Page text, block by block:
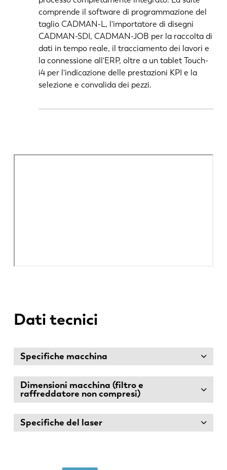
comprende il software di programmazione del
taglio CADMAN-L, l'importatore di disegni
CADMAN-SDI, CADMAN-JOB per la raccolta di
dati in tempo reale, il tracciamento dei lavori e
la connessione all'ERP, oltre a un tablet Touch-
i4 per l'indicazione delle prestazioni KPI e la
selezione e convalida dei pezzi.
Dati tecnici
Specifiche macchina
Dimensioni macchina (filtro e
raffreddatore non compresi)
Specifiche del laser